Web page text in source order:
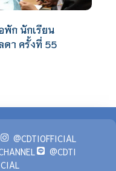
ก นักเรียน
ดา ครั้งที่ 55
@CDTIOFFICIAL
@CDTI